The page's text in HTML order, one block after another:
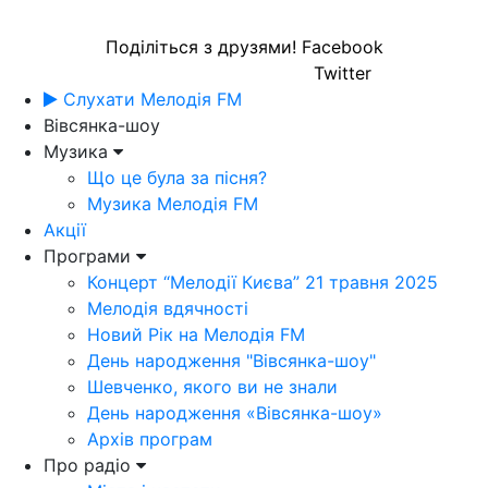
Поділіться з друзями! Facebook
Twitter
Слухати Мелодія FM
Вівсянка-шоу
Музика
Що це була за пісня?
Музика Мелодія FM
Акції
Програми
Концерт “Мелодії Києва” 21 травня 2025
Мелодія вдячності
Новий Рік на Мелодія FM
День народження "Вівсянка-шоу"
Шевченко, якого ви не знали
День народження «Вівсянка-шоу»
Архів програм
Про радіо